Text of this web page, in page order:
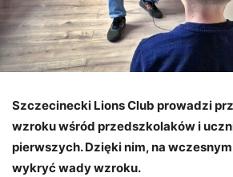
Szczecinecki Lions Club prowadzi
wzroku wśród przedszkolaków i
pierwszych. Dzięki nim, na
wykryć wady wzroku.